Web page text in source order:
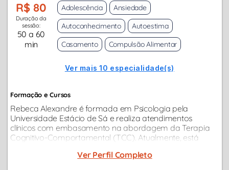
R$ 80
Duração da
sessão:
50 a 60
min
Adolescência
Ansiedade
Autoconhecimento
Autoestima
Casamento
Compulsão Alimentar
Ver mais 10 especialidade(s)
Formação e Cursos
Rebeca Alexandre é formada em Psicologia pela
Universidade Estácio de Sá e realiza atendimentos
clínicos com embasamento na abordagem da Terapia
Cognitivo-Comportamental (TCC). Atualmente, está
compromisso com o aperfeiçoamento contínuo da
Ver Perfil Completo